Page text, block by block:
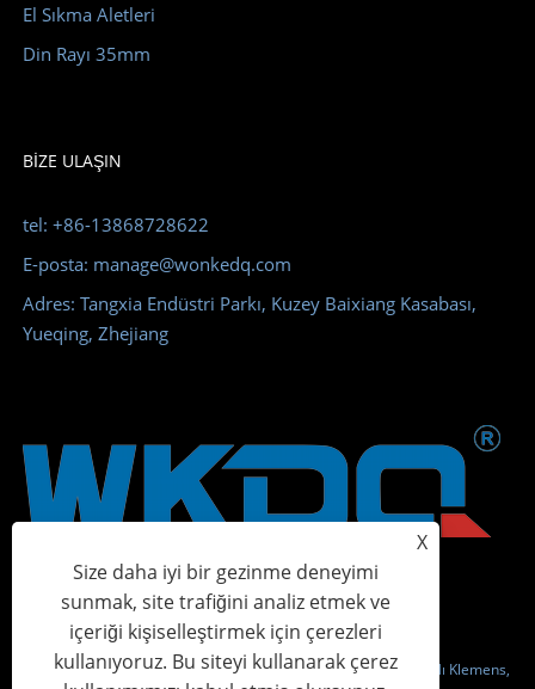
El Sıkma Aletleri
Din Rayı 35mm
BIZE ULAŞIN
tel: +86-13868728622
E-posta: manage@wonkedq.com
Adres: Tangxia Endüstri Parkı, Kuzey Baixiang Kasabası,
Yueqing, Zhejiang
Telif Hakkı © 2023 Wonke Electric CO.,Ltd. - Vidalı Klemens, Yaylı Klemens,
X
Size daha iyi bir gezinme deneyimi
sunmak, site trafiğini analiz etmek ve
içeriği kişiselleştirmek için çerezleri
kullanıyoruz. Bu siteyi kullanarak çerez